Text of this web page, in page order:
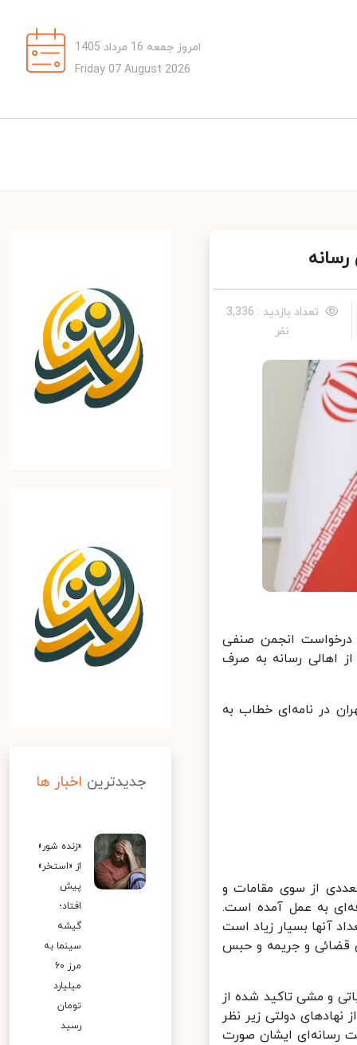
امروز جمعه 16 مرداد 1405
Friday 07 August 2026
تعداد بازدید : 3,336
نفر
انجمن صنفی
اهالی رسانه به صرف
در نامه‌ای خطاب به
از سوی مقامات و
به عمل آمده است.
آنها بسیار زیاد است
قضائی و جریمه و حبس
و مشی تاکید شده از
دولتی زیر نظر
رسانه‌ای ایشان صورت
جدیدترین اخبار ها
«زنده شور»
از «استخر»
پیش
افتاد؛
گیشه
سینما به
مرز ۶۰
میلیارد
تومان
رسید